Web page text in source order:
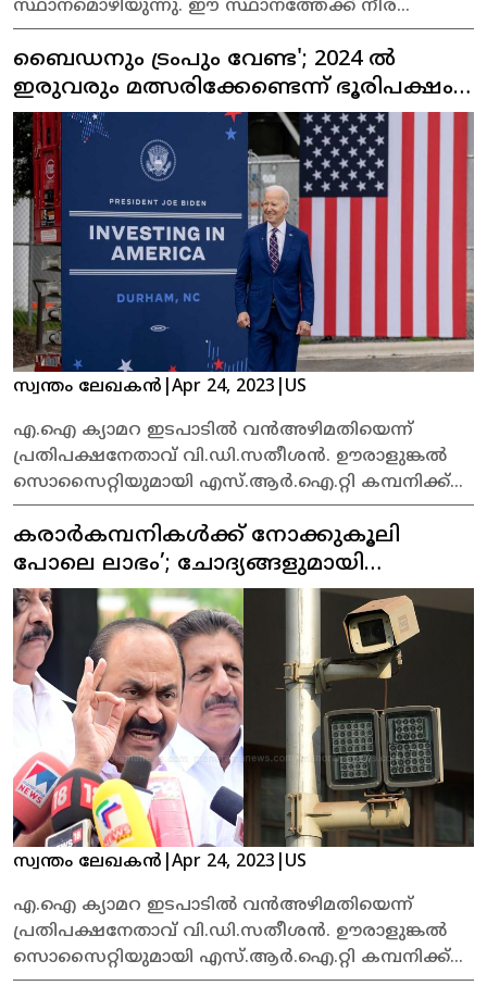
സ്ഥാനമൊഴിയുന്നു. ഈ സ്ഥാനത്തേക്ക് നീര
ടാൻഡനാണു സാധ്യത. ഐക്യരാഷ്ട്രസഭയിലെ
യുഎസ് അംബാസഡറായി സേവനമനുഷ്ഠിച്ച
റൈസ് പണപ്പെരുപ്പം കുറയ്ക്കുന്നതിനുള്ള നിയമം,
തോക്ക് നിയന്ത്രണ നിയമം എന്നിവ
പാസാക്കുന്നതിനു ബൈഡൻ ഭരണകൂടത്തെ
സഹായിച്ചു. ദക്ഷിണേന്ത്യൻ അതിർത്തി
കടന്നെത്തിയ കുടിയേറ്റക്കാരായ കുട്ടികളെ
കൈകാര്യം ചെയ്തതുമായി ബന്ധപ്പെട്ട് വൈറ്റ്
ഹൗസ് വിവാദം നേരിടുന്ന സാഹചര്യത്തിലാണ്
സൂസൻ റൈസിന്റെ സ്ഥാനമൊഴിയൽ.
ബൈഡനും ട്രംപും വേണ്ട'; 2024 ൽ
ഇരുവരും മത്സരിക്കേണ്ടെന്ന് ഭൂരിപക്ഷം,
പുതിയ സർവേ
സ്വന്തം ലേഖകൻ Apr 24, 2023 US
എ.ഐ ക്യാമറ ഇടപാടില്‍ വന്‍അഴിമതിയെന്ന്
പ്രതിപക്ഷനേതാവ് വി.ഡി.സതീശന്‍. ഊരാളുങ്കല്‍
സൊസൈറ്റിയുമായി എസ്.ആര്‍.ഐ.റ്റി കമ്പനിക്ക്
ബന്ധമുണ്ട്. കണ്ണൂര്‍ കേന്ദ്രീകരിച്ചുള്ള
കറക്കുകമ്പനികളാണ് ഇടപാടിന് പിന്നിലെന്നും
എസ്.ആര്‍.ഐ.റ്റി കമ്പനിക്ക് എ.ഐ ക്യാമറ
മേഖലയില്‍ മുന്‍പരിചയമില്ലെന്നും
പ്രതിപക്ഷനേതാവ് ആരോപിച്ചു.&nbsp; എഐ
ക്യാമറ ഇടപാടില്‍ സര്‍ക്കാര്‍ മറുപടി പറയണം.
നിലവാരമുള്ള ക്യാമറ തന്നെ വാങ്ങാന്‍ കിട്ടുമ്പോള്‍,
കെല്‍ട്രോണ്‍ ക്യാമറ ഘടകങ്ങള്‍ എന്തിനാണ്
വാങ്ങിയതെന്ന് സതീശന്‍ ചോദിച്ചു. അഞ്ചുവര്‍ഷം
ക്യാമറക്ക് വാറന്റി കിട്ടുമ്പോള്‍ മെയിന്റനന്‍സ്
ചെലവ് എന്തിനെന്നും അദ്ദേഹം ചോദിച്ചു.
കരാര്‍കമ്പനികള്‍ക്ക് നോക്കുകൂലി
പോലെ ലാഭം’; ചോദ്യങ്ങളുമായി
പ്രതിപക്ഷ നേതാവ്
സ്വന്തം ലേഖകൻ Apr 24, 2023 US
എ.ഐ ക്യാമറ ഇടപാടില്‍ വന്‍അഴിമതിയെന്ന്
പ്രതിപക്ഷനേതാവ് വി.ഡി.സതീശന്‍. ഊരാളുങ്കല്‍
സൊസൈറ്റിയുമായി എസ്.ആര്‍.ഐ.റ്റി കമ്പനിക്ക്
ബന്ധമുണ്ട്. കണ്ണൂര്‍ കേന്ദ്രീകരിച്ചുള്ള